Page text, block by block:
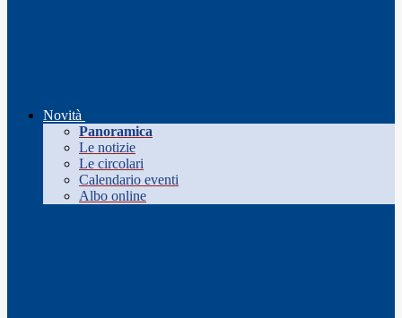
Novità
Panoramica
Le notizie
Le circolari
Calendario eventi
Albo online